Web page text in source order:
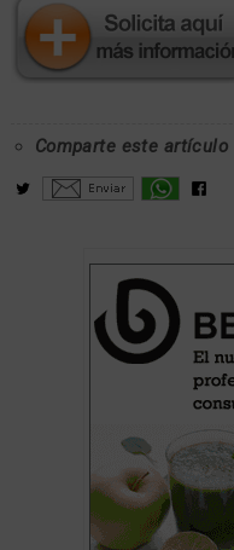
Comparte este artículo